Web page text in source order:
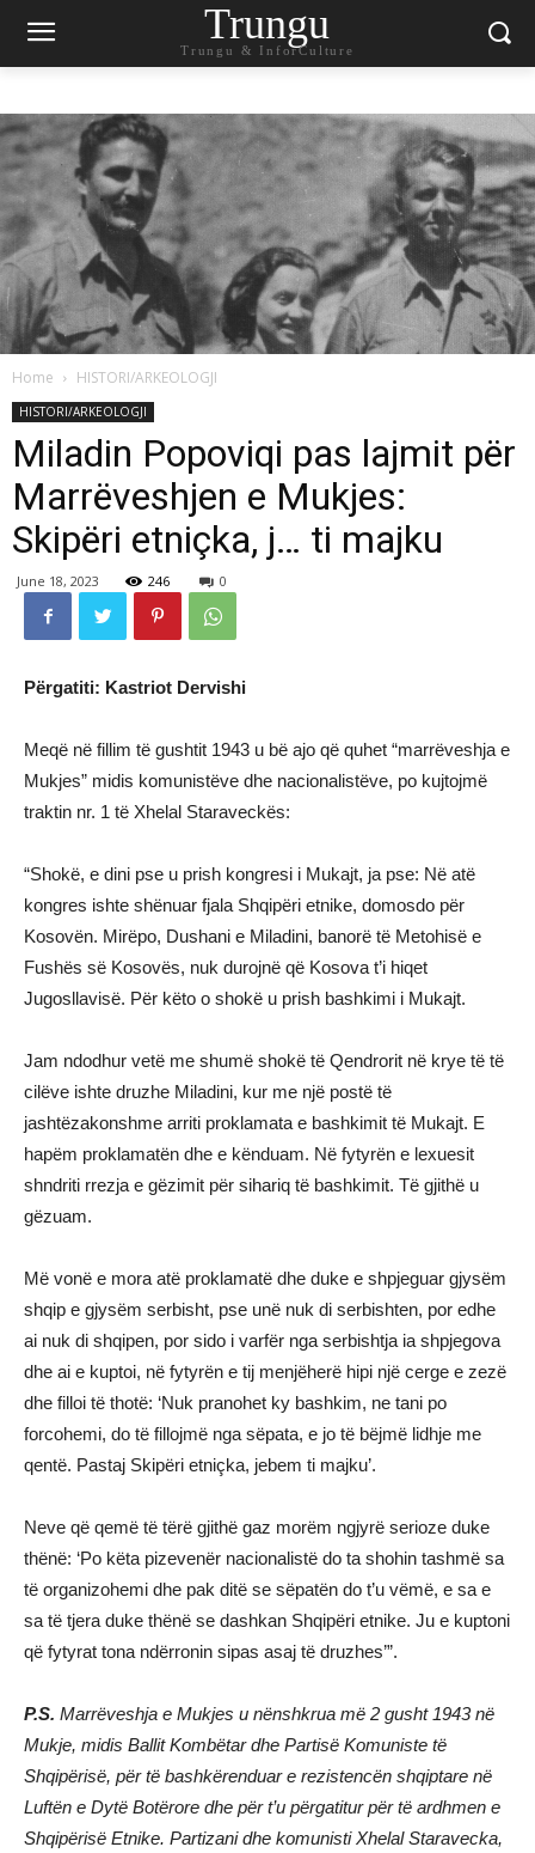
Trungu
Trungu & InforCulture
Home HISTORI/ARKEOLOGJI
HISTORI/ARKEOLOGJI
Miladin Popoviqi pas lajmit për
Marrëveshjen e Mukjes:
Skipëri etniçka, j… ti majku
June 18, 2023 246 0
Përgatiti: Kastriot Dervishi
Meqë në fillim të gushtit 1943 u bë ajo që quhet “marrëveshja e
Mukjes” midis komunistëve dhe nacionalistëve, po kujtojmë
traktin nr. 1 të Xhelal Staraveckës:
“Shokë, e dini pse u prish kongresi i Mukajt, ja pse: Në atë
kongres ishte shënuar fjala Shqipëri etnike, domosdo për
Kosovën. Mirëpo, Dushani e Miladini, banorë të Metohisë e
Fushës së Kosovës, nuk durojnë që Kosova t’i hiqet
Jugosllavisë. Për këto o shokë u prish bashkimi i Mukajt.
Jam ndodhur vetë me shumë shokë të Qendrorit në krye të të
cilëve ishte druzhe Miladini, kur me një postë të
jashtëzakonshme arriti proklamata e bashkimit të Mukajt. E
hapëm proklamatën dhe e kënduam. Në fytyrën e lexuesit
shndriti rrezja e gëzimit për sihariq të bashkimit. Të gjithë u
gëzuam.
Më vonë e mora atë proklamatë dhe duke e shpjeguar gjysëm
shqip e gjysëm serbisht, pse unë nuk di serbishten, por edhe
ai nuk di shqipen, por sido i varfër nga serbishtja ia shpjegova
dhe ai e kuptoi, në fytyrën e tij menjëherë hipi një cerge e zezë
dhe filloi të thotë: ‘Nuk pranohet ky bashkim, ne tani po
forcohemi, do të fillojmë nga sëpata, e jo të bëjmë lidhje me
qentë. Pastaj Skipëri etniçka, jebem ti majku’.
Neve që qemë të tërë gjithë gaz morëm ngjyrë serioze duke
thënë: ‘Po këta pizevenër nacionalistë do ta shohin tashmë sa
të organizohemi dhe pak ditë se sëpatën do t’u vëmë, e sa e
sa të tjera duke thënë se dashkan Shqipëri etnike. Ju e kuptoni
që fytyrat tona ndërronin sipas asaj të druzhes’”.
P.S. Marrëveshja e Mukjes u nënshkrua më 2 gusht 1943 në
Mukje, midis Ballit Kombëtar dhe Partisë Komuniste të
Shqipërisë, për të bashkërenduar e rezistencën shqiptare në
Luftën e Dytë Botërore dhe për t’u përgatitur për të ardhmen e
Shqipërisë Etnike. Partizani dhe komunisti Xhelal Staravecka,